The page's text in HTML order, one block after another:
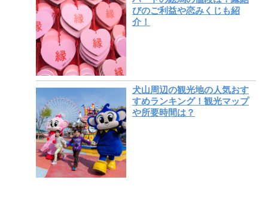
びのご利益や恋みくじも紹
介！
犬山周辺の観光地の人気おす
すめランキング！観光マップ
や所要時間は？